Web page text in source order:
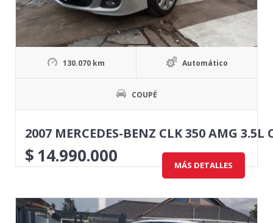
130.070 km Automático
COUPÉ
2007 MERCEDES-BENZ CLK 350 AMG 3.5L
$ 14.990.000 MÁS DETALLES